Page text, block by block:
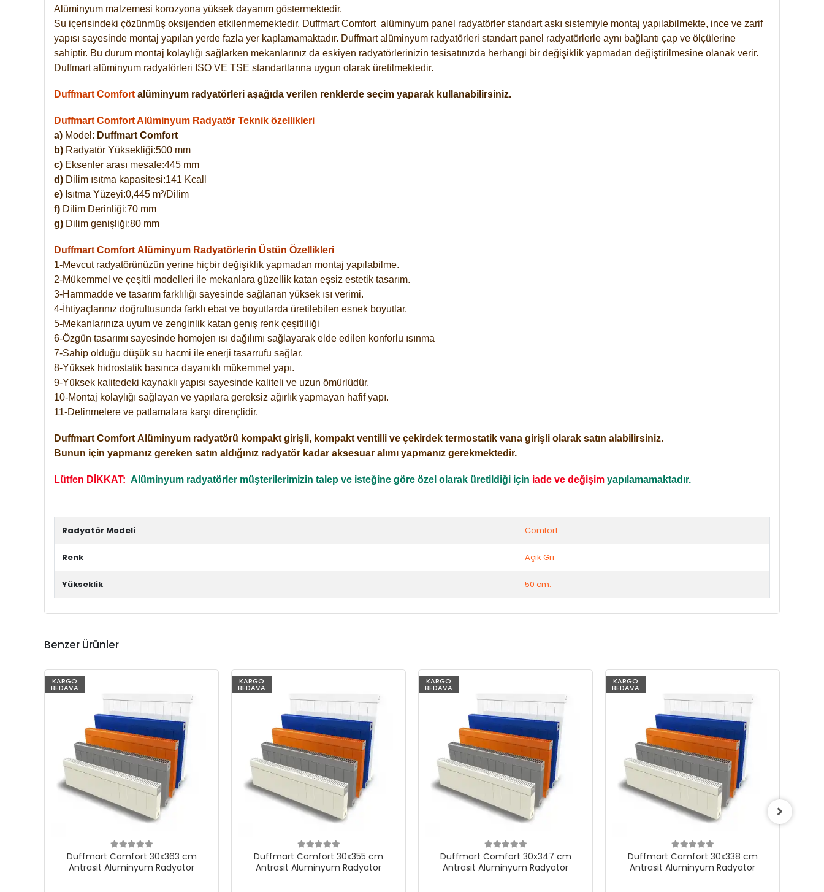
Alüminyum malzemesi korozyona yüksek dayanım göstermektedir.
Su içerisindeki çözünmüş oksijenden etkilenmemektedir. DuffmartComfort alüminyum panel radyatörler standart askı sistemiyle montaj yapılabilmekte, ince ve zarif
yapısı sayesinde montaj yapılan yerde fazla yer kaplamamaktadır. Duffmart alüminyum radyatörleri standart panel radyatörlerle aynı bağlantı çap ve ölçülerine
sahiptir. Bu durum montaj kolaylığı sağlarken mekanlarınız da eskiyen radyatörlerinizin tesisatınızda herhangi bir değişiklik yapmadan değiştirilmesine olanak verir.
Duffmart alüminyum radyatörleri ISO VE TSE standartlarına uygun olarak üretilmektedir.
Duffmart Comfort alüminyum radyatörleri aşağıda verilen renklerde seçim yaparak kullanabilirsiniz.
Duffmart Comfort Alüminyum Radyatör Teknik özellikleri
a) Model: Duffmart Comfort
b) Radyatör Yüksekliği:500 mm
c) Eksenler arası mesafe:445 mm
d) Dilim ısıtma kapasitesi:141 Kcall
e) Isıtma Yüzeyi:0,445 m²/Dilim
f) Dilim Derinliği:70 mm
g) Dilim genişliği:80 mm
Duffmart Comfort Alüminyum Radyatörlerin Üstün Özellikleri
1-Mevcut radyatörünüzün yerine hiçbir değişiklik yapmadan montaj yapılabilme.
2-Mükemmel ve çeşitli modelleri ile mekanlara güzellik katan eşsiz estetik tasarım.
3-Hammadde ve tasarım farklılığı sayesinde sağlanan yüksek ısı verimi.
4-İhtiyaçlarınız doğrultusunda farklı ebat ve boyutlarda üretilebilen esnek boyutlar.
5-Mekanlarınıza uyum ve zenginlik katan geniş renk çeşitliliği
6-Özgün tasarımı sayesinde homojen ısı dağılımı sağlayarak elde edilen konforlu ısınma
7-Sahip olduğu düşük su hacmi ile enerji tasarrufu sağlar.
8-Yüksek hidrostatik basınca dayanıklı mükemmel yapı.
9-Yüksek kalitedeki kaynaklı yapısı sayesinde kaliteli ve uzun ömürlüdür.
10-Montaj kolaylığı sağlayan ve yapılara gereksiz ağırlık yapmayan hafif yapı.
11-Delinmelere ve patlamalara karşı dirençlidir.
Duffmart Comfort Alüminyum radyatörü kompakt girişli, kompakt ventilli ve çekirdek termostatik vana girişli olarak satın alabilirsiniz.
Bunun için yapmanız gereken satın aldığınız radyatör kadar aksesuar alımı yapmanız gerekmektedir.
Lütfen DİKKAT: Alüminyum radyatörler müşterilerimizin talep ve isteğine göre özel olarak üretildiği için iade ve değişim yapılamamaktadır.
Radyatör Modeli Comfort
Renk Açık Gri
Yükseklik 50 cm.
Benzer Ürünler
KARGO
BEDAVA
Duffmart Comfort 30x363 cm
Antrasit Alüminyum Radyatör
KARGO
BEDAVA
Duffmart Comfort 30x355 cm
Antrasit Alüminyum Radyatör
KARGO
BEDAVA
Duffmart Comfort 30x347 cm
Antrasit Alüminyum Radyatör
KARGO
BEDAVA
Duffmart Comfort 30x338 cm
Antrasit Alüminyum Radyatör